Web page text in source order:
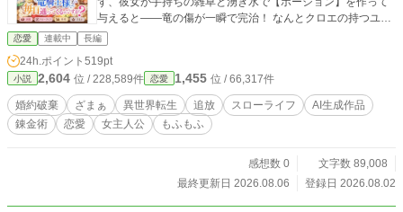
与えると――竜の傷が一瞬で完治！ なんとクロエの持つユニ
ークスキル【万物昇華（アルケミー・オーバー）】は、触れ
た素材のポテンシャルを限界突破させ、神話級のアイテムを
作り出せる超絶チート能力だったのだ！（※本人は全く自覚
なし） ​恩を返そうと人化した竜の正体は、絶世の赤髪美女―
―伝説の最強火竜・イグニスだった。 「私を救ったのはお前
か？ ――ふふ、愛い奴め。今日から私が、お前を世界で一番
甘やかしてやろう」 ​最強の神獣（お姉様）に過保護なまでに
工房を開くことに。 すると、クロエの作る規格外のアイテム
（美味しいご飯付き）に惹きつけられ、辺境を治める「氷の
恋愛 連載中 長編
24h.ポイント 519pt
小説 2,604 位 / 228,589件 恋愛 1,455 位 / 66,317件
婚約破棄 ざまぁ 異世界転生 追放 スローライフ
AI生成作品
錬金術
恋愛 女主人公 もふもふ
感想数 0
文字数 89,008
最終更新日 2026.08.06
登録日 2026.08.02